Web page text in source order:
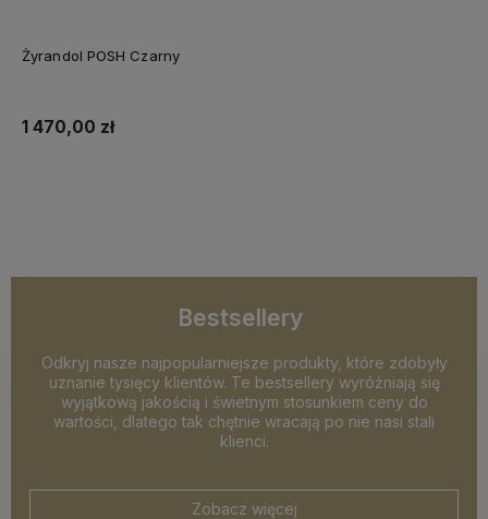
Żyrandol POSH Czarny
1 470,00 zł
Bestsellery
Odkryj nasze najpopularniejsze produkty, które zdobyły
uznanie tysięcy klientów. Te bestsellery wyróżniają się
wyjątkową jakością i świetnym stosunkiem ceny do
wartości, dlatego tak chętnie wracają po nie nasi stali
klienci.
Zobacz więcej